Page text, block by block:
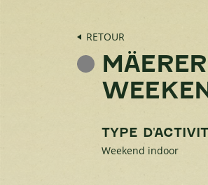
RETOUR
TYPE
Weekend indoor